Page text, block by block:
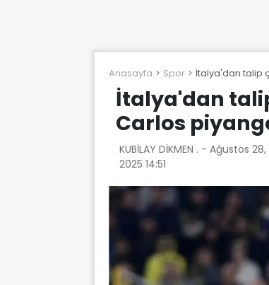
Anasayfa Spor İtalya'dan talip
İtalya'dan
Carlos
KUBİLAY DİKMEN . - Ağustos 28,
2025 14:51